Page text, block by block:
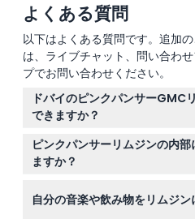
よくある質問
以下はよくある質問です。追加
は、ライブチャット、問い合わ
プでお問い合わせください。
ドバイのピンクパンサーGMC
できますか？
ピンクパンサーGMCリムジン
るため、グループイベントや
ピンクパンサーリムジンの内
ますか？
ウンドサウンドステレオ、フ
自分の音楽や飲み物をリムジ